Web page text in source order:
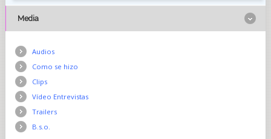
Media
Audios
Como se hizo
Clips
Vídeo Entrevistas
Trailers
B.s.o.